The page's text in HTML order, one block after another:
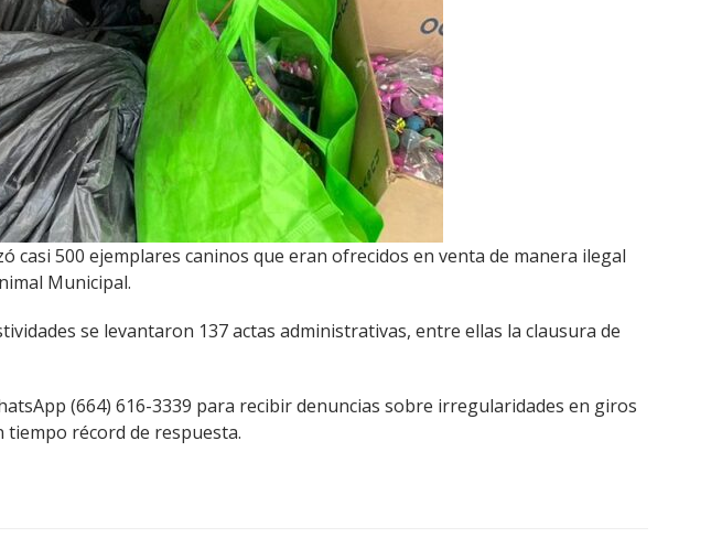
casi 500 ejemplares caninos que eran ofrecidos en venta de manera ilegal
Municipal.
se levantaron 137 actas administrativas, entre ellas la clausura de
(664) 616-3339 para recibir denuncias sobre irregularidades en giros
tiempo récord de respuesta.